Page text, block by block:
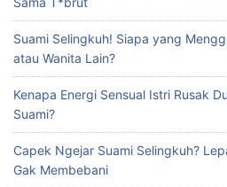
Suami Selingkuh! Siapa yang
atau Wanita Lain?
Kenapa Energi Sensual Istri Rusak
Suami?
Capek Ngejar Suami Selingkuh?
Gak Membebani